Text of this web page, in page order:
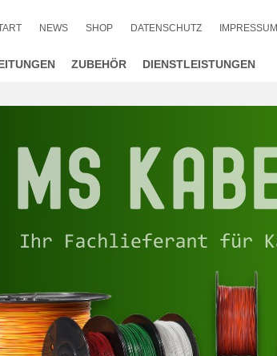
NEWS SHOP DATENSCHUTZ IMPRESSUM
ZUBEHÖR DIENSTLEISTUNGEN